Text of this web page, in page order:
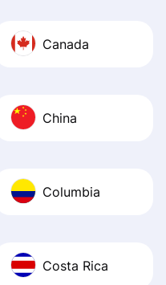
Canada
China
Columbia
Costa Rica